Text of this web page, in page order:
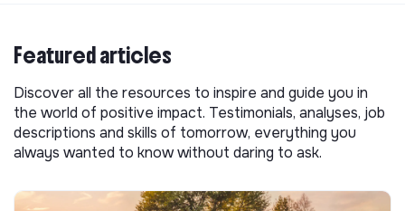
Featured articles
Discover all the resources to inspire and guide you in
the world of positive impact. Testimonials, analyses, job
descriptions and skills of tomorrow, everything you
always wanted to know without daring to ask.